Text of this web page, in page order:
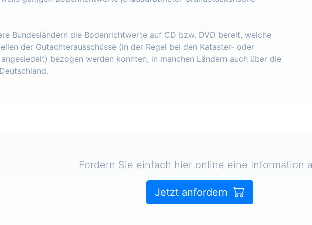
Bundesländern die Bodenrichtwerte auf CD bzw. DVD bereit, welche
der Gutachterausschüsse (in der Regel bei den Kataster- oder
bezogen werden konnten, in manchen Ländern auch über die
Fordern Sie einfach hier online eine Information
Jetzt anfordern